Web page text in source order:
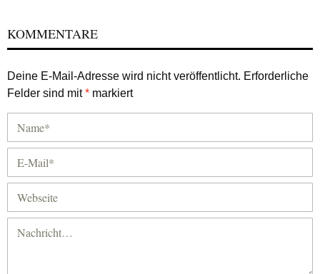
KOMMENTARE
Deine E-Mail-Adresse wird nicht veröffentlicht. Erforderliche
Felder sind mit* markiert